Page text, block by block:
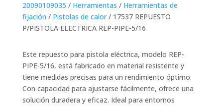
20090109035 / Herramientas / Herramientas de
fijación / Pistolas de calor/ 17537 REPUESTO
P/PISTOLA ELECTRICA REP-PIPE-5/16
Este repuesto para pistola eléctrica, modelo REP-
PIPE-5/16, está fabricado en material resistente y
tiene medidas precisas para un rendimiento óptimo.
Con capacidad para ajustarse fácilmente, ofrece una
solución duradera y eficaz. Ideal para entornos